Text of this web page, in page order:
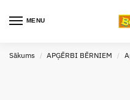
MENU
Sākums / APĢĒRBI BĒRNIEM /